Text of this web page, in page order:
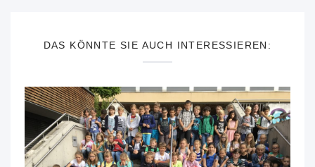
DAS KÖNNTE SIE AUCH INTERESSIEREN: